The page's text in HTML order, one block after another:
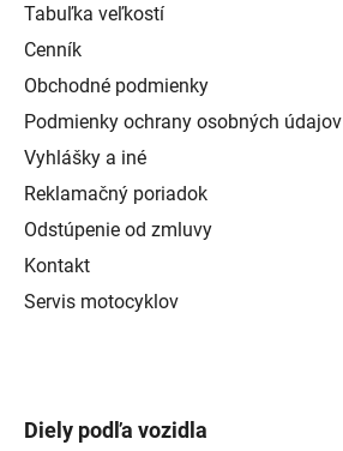
Tabuľka veľkostí
Cenník
Obchodné podmienky
Podmienky ochrany osobných údajov
Vyhlášky a iné
Reklamačný poriadok
Odstúpenie od zmluvy
Kontakt
Servis motocyklov
Diely podľa vozidla